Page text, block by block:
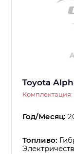
Toyota
Комплектация:
Год/Месяц:
Топливо: